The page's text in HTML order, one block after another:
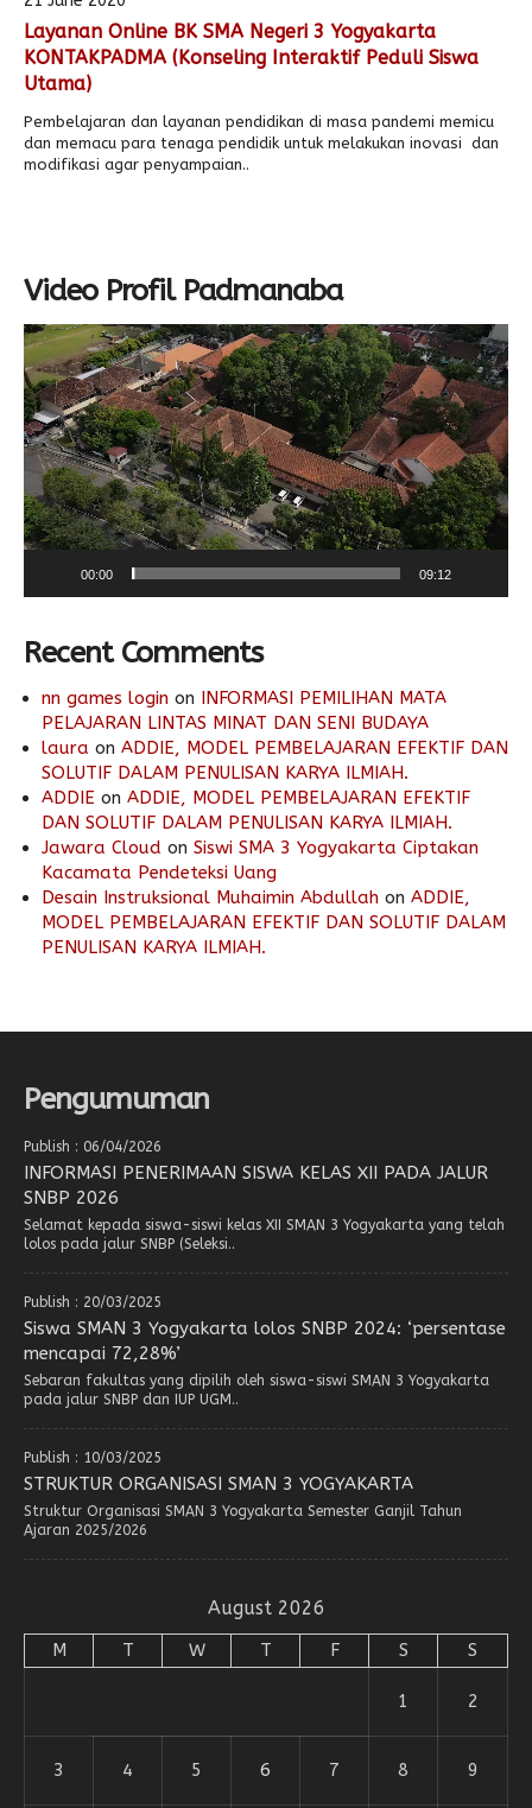
Antologi Puisi 1
Antologi Puisi 2
Antologi Puisi 3
Antologi Puisi 4
Kegiatan Kemitraan
Penbes 2026
Alumni
Layanan Online BK SMA Negeri 3 Yogyakarta
KONTAKPADMA (Konseling Interaktif Peduli Siswa
Utama)
Pembelajaran dan layanan pendidikan di masa pandemi memicu
dan memacu para tenaga pendidik untuk melakukan inovasi dan
modifikasi agar penyampaian..
Video Profil Padmanaba
Video
Player
00:00 09:12
Recent Comments
nn games login on INFORMASI PEMILIHAN MATA
PELAJARAN LINTAS MINAT DAN SENI BUDAYA
laura on ADDIE, MODEL PEMBELAJARAN EFEKTIF DAN
SOLUTIF DALAM PENULISAN KARYA ILMIAH.
ADDIE on ADDIE, MODEL PEMBELAJARAN EFEKTIF
DAN SOLUTIF DALAM PENULISAN KARYA ILMIAH.
Jawara Cloud on Siswi SMA 3 Yogyakarta Ciptakan
Kacamata Pendeteksi Uang
Desain Instruksional Muhaimin Abdullah on ADDIE,
MODEL PEMBELAJARAN EFEKTIF DAN SOLUTIF DALAM
PENULISAN KARYA ILMIAH.
Pengumuman
Publish : 06/04/2026
INFORMASI PENERIMAAN SISWA KELAS XII PADA JALUR
SNBP 2026
Selamat kepada siswa-siswi kelas XII SMAN 3 Yogyakarta yang telah
lolos pada jalur SNBP (Seleksi..
Publish : 20/03/2025
Siswa SMAN 3 Yogyakarta lolos SNBP 2024: ‘persentase
mencapai 72,28%’
Sebaran fakultas yang dipilih oleh siswa-siswi SMAN 3 Yogyakarta
pada jalur SNBP dan IUP UGM..
Publish : 10/03/2025
STRUKTUR ORGANISASI SMAN 3 YOGYAKARTA
Struktur Organisasi SMAN 3 Yogyakarta Semester Ganjil Tahun
Ajaran 2025/2026
August 2026
M T W T F S S
1 2
3 4 5 6 7 8 9